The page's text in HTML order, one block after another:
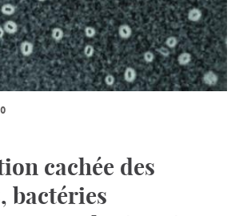
cachée des
bactéries